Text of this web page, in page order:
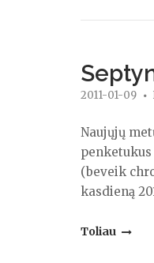
2011-01-09
Naujųjų
(beveik
kasdieną
"Septyniolika
Toliau